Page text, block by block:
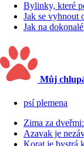
Bylinky, které
Jak se vyhnout
Jak na
Můj
psí plemena
Zima za
Azavak je
Korat je bystrá